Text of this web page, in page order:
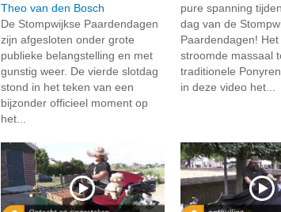
Theo van den Bosch
De Stompwijkse Paardendagen
zijn afgesloten onder grote
publieke belangstelling en met
gunstig weer. De vierde slotdag
stond in het teken van een
bijzonder officieel moment op
het...
pure spanning
dag van de
Paardendagen!
stroomde massaal
traditionele
in deze video het...